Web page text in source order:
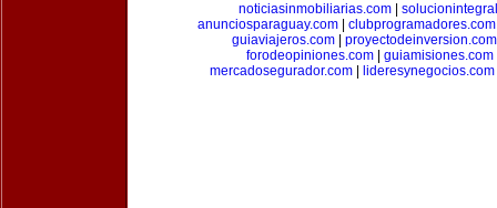
noticiasinmobiliarias.com
anunciosparaguay.com
clubprogramadores.com
guiaviajeros.com| proyectodeinversion.com
forodeopiniones.com
guiamisiones.com
mercadosegurador.com
lideresynegocios.com